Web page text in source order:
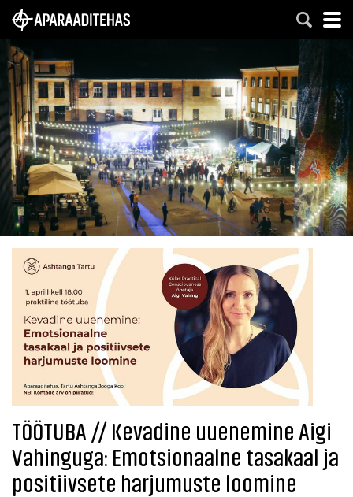
TÖÖTUBA // Kevadine uuenemine Aigi
Vahinguga: Emotsionaalne tasakaal ja
positiivsete harjumuste loomine